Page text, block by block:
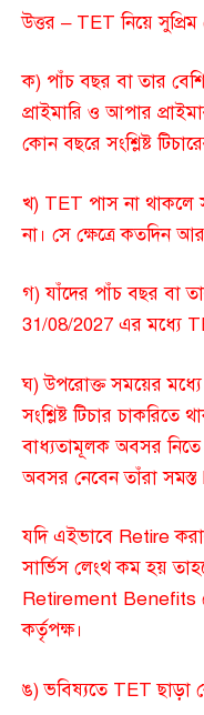
উত্তর – TET নিয়ে
ক) পাঁচ বছর বা তার
প্রাইমারি ও আপার
কোন বছরে সংশ্লিষ্ট
খ) TET পাস না থাকলে
না। সে ক্ষেত্রে কতদিন
গ) যাঁদের পাঁচ বছর বা
31/08/2027 এর মধ্যে
ঘ) উপরোক্ত সময়ের
সংশ্লিষ্ট টিচার
বাধ্যতামূলক অবসর
অবসর নেবেন তাঁরা
যদি এইভাবে Retire
সার্ভিস লেংথ কম হয়
Retirement Benefits
কর্তৃপক্ষ।
ঙ) ভবিষ্যতে TET ছাড়া